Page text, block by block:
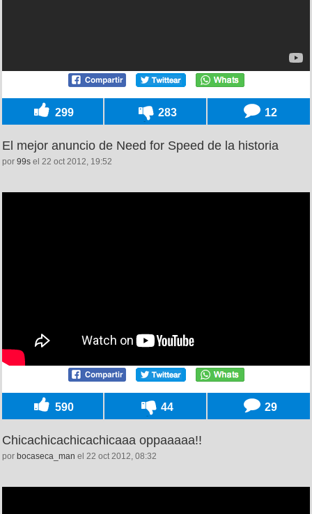
299 283 12
El mejor anuncio de Need for Speed de la historia
por 99s el 22 oct 2012, 19:52
590 44 29
Chicachicachicachicaaa oppaaaaa!!
por bocaseca_man el 22 oct 2012, 08:32